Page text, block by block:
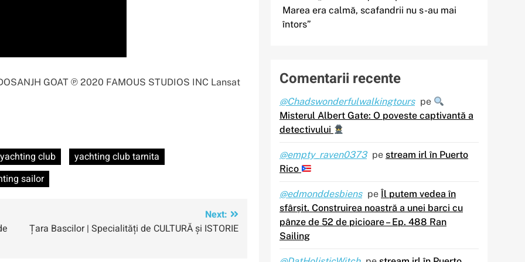
GOAT ℗ 2020 FAMOUS STUDIOS INC Lansat
yachting club
yachting club tarnita
sailor
Next:
Țara Bascilor | Specialități de CULTURĂ și ISTORIE
Marea era calmă, scafandrii nu s-au mai
întors”
Comentarii recente
@Chadswonderfulwalkingtours pe
Misterul Albert Gate: O poveste captivantă a
detectivului
@empty_raven0373 pe stream irl în Puerto
Rico
@edmonddesbiens pe Îl putem vedea în
sfârșit. Construirea noastră a unei barci cu
pânze de 52 de picioare – Ep. 488 Ran
Sailing